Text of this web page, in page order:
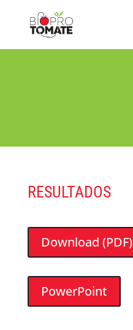
RESULTADOS
Download (PDF)
PowerPoint